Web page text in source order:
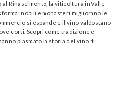
al Rinascimento, la viticoltura in Valle
nobili e monasteri migliorano le
si espande e il vino valdostano
corti. Scopri come tradizione e
plasmato la storia del vino di